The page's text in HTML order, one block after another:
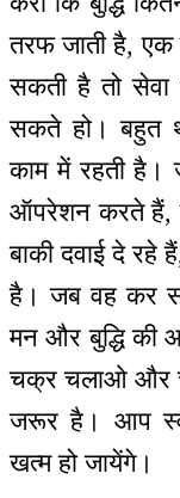
तरफ जाती है,
सकती है तो
सकते हो। बहुत
काम में रहती है।
ऑपरेशन करते हैं,
बाकी दवाई दे रहे
है। जब वह कर
मन और बुद्धि की
चक्र चलाओ और
जरूर है। आप
खत्म हो जायेंगे।